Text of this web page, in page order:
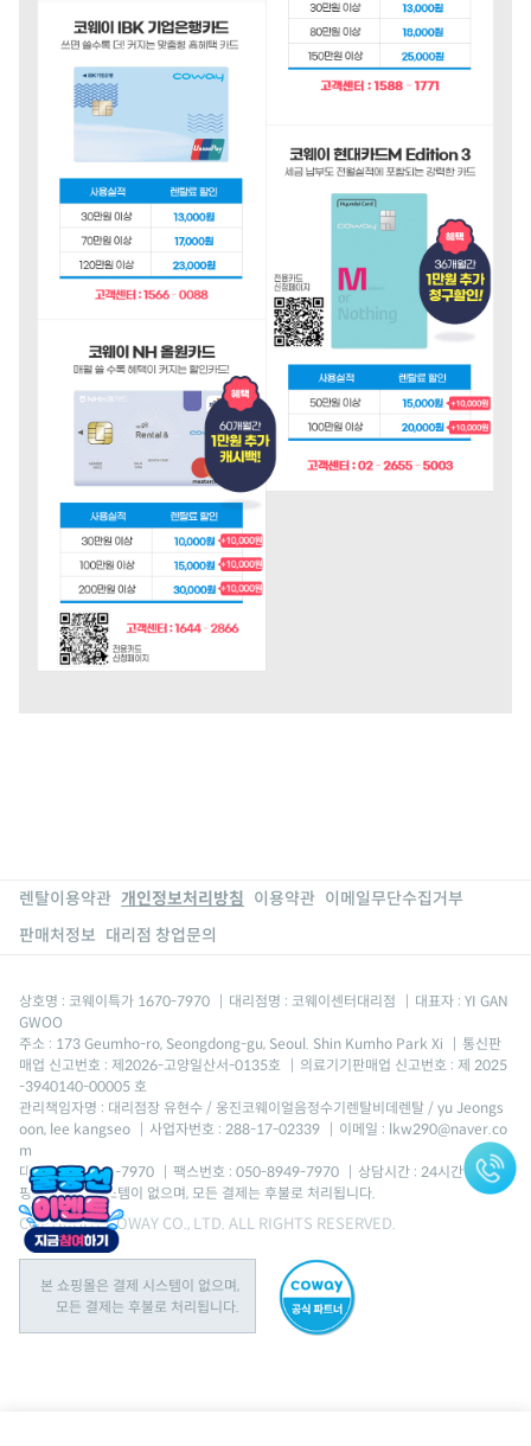
렌탈이용약관 개인정보처리방침 이용약관 이메일무단수집거부
판매처정보 대리점 창업문의
상호명 : 코웨이특가 1670-7970 대리점명 : 코웨이센터대리점
대표자 : YI GAN
GWOO
주소 : 173 Geumho-ro, Seongdong-gu, Seoul. Shin Kumho Park Xi
통신판
매업 신고번호 : 제2026-고양일산서-0135호
의료기기판매업 신고번호 : 제 2025
-3940140-00005 호
관리책임자명 : 대리점장 유현수 / 웅진코웨이얼음정수기렌탈비데렌탈 / yu Jeongs
oon, lee kangseo
사업자번호 : 288-17-02339
이메일 : lkw290@naver.co
m
대표번호 : 1670-7970
팩스번호 : 050-8949-7970
상담시간 : 24시간 *본 쇼
핑몰은 결제 시스템이 없으며, 모든 결제는 후불로 처리됩니다.
COPYRIGHT COWAY CO., LTD. ALL RIGHTS RESERVED.
본 쇼핑몰은 결제 시스템이 없으며,
모든 결제는 후불로 처리됩니다.